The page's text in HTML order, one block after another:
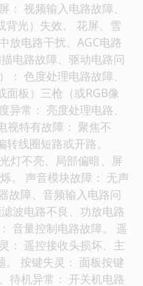
： 视频输入电路故障、
背光）失效。 花屏、雪
放电路干扰、AGC电路
电路故障、驱动电路问
： 色度处理电路故障、
面板）三枪（或RGB像
异常： 亮度处理电路、
视特有故障： 聚焦不
线圈短路或开路。
灯不亮、局部偏暗、屏
。 声音模块故障： 无声
故障、音频输入电路问
波电路不良、功放电路
音量控制电路故障。 遥
： 遥控接收头损坏、主
。 按键失灵： 面板按键
待机异常： 开关机电路